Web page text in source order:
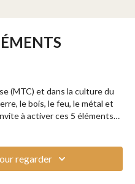
(MTC) et dans la culture du
le bois, le feu, le métal et
à activer ces 5 éléments
d'équilibre et de plénitude.
regarder